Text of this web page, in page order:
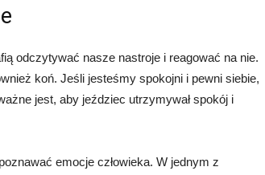
odczytywać nasze nastroje i reagować na nie.
koń. Jeśli jesteśmy spokojni i pewni siebie,
jest, aby jeździec utrzymywał spokój i
emocje człowieka. W jednym z